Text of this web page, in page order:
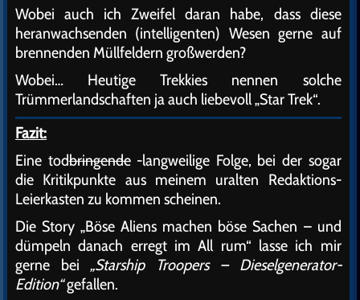
Wobei auch ich Zweifel daran habe, dass diese
heranwachsenden (intelligenten) Wesen gerne auf
brennenden Müllfeldern großwerden?
Wobei… Heutige Trekkies nennen solche
Trümmerlandschaften ja auch liebevoll „Star Trek“.
Fazit:
Eine todbringende-langweilige Folge, bei der sogar
die Kritikpunkte aus meinem uralten Redaktions-
Leierkasten zu kommen scheinen.
Die Story „Böse Aliens machen böse Sachen – und
dümpeln danach erregt im All rum“ lasse ich mir
gerne bei„Starship Troopers – Dieselgenerator-
Edition“gefallen.